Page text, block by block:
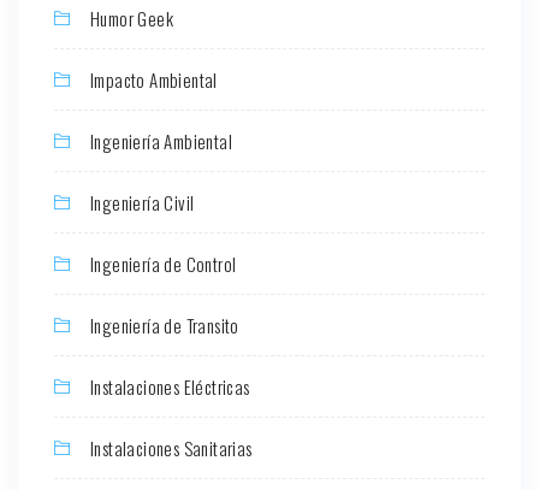
Humor Geek
Impacto Ambiental
Ingeniería Ambiental
Ingeniería Civil
Ingeniería de Control
Ingeniería de Transito
Instalaciones Eléctricas
Instalaciones Sanitarias